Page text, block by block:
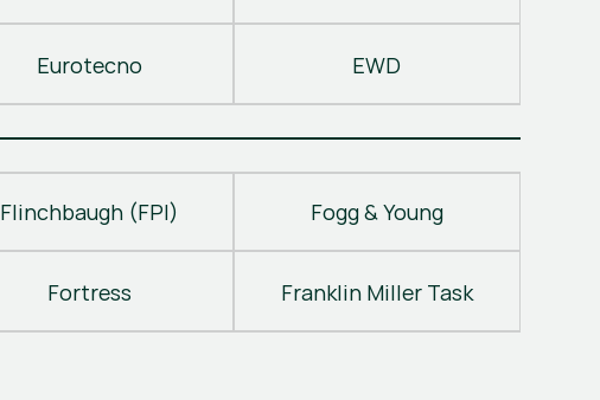
Eurotecno EWD
Flinchbaugh (FPI) Fogg & Young
Fortress Franklin Miller Task